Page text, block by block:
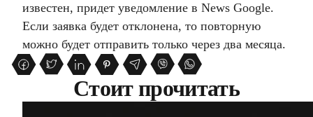
известен, придет уведомление в News Google.
Если заявка будет отклонена, то повторную
можно будет отправить только через два месяца.
Стоит прочитать